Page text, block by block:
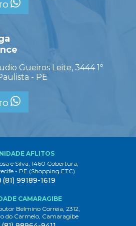
Gueiros Leite, 3444 1º
- PE
AFLITOS
e Silva, 1460 Cobertura,
- PE (Shopping ETC)
(81) 99189-1619
CAMARAGIBE
Belmino Correia, 2312,
do Carmelo, Camaragibe